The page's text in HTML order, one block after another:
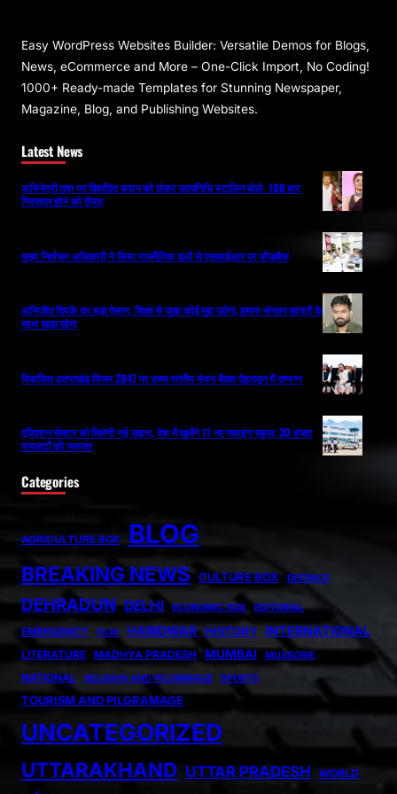
Easy WordPress Websites Builder: Versatile Demos for Blogs,
News, eCommerce and More – One-Click Import, No Coding!
1000+ Ready-made Templates for Stunning Newspaper,
Magazine, Blog, and Publishing Websites.
Latest News
अभिनेत्री तृषा पर विवादित बयान को लेकर उदयनिधि स्टालिन बोले- 100 बार
गिरफ्तार होने को तैयार
मुख्य निर्वाचन अधिकारी ने लिया राजनैतिक दलों से एसआईआर पर फीडबैक
अभिजीत दिपके का बड़ा ऐलान, शिक्षा से जुड़ा कोई मुद्दा उठेगा, हमारा संगठन छात्रों के
साथ खड़ा रहेगा
विकसित उत्तराखंड विजन 2047 पर उच्च स्तरीय मंथन बैठक देहरादून में सम्पन्न
एविएशन सेक्टर को मिलेगी नई उड़ान, देश में खुलेंगे 11 नए फ्लाइंग स्कूल; 30 हजार
पायलटों की जरूरत
Categories
AGRICULTURE BOX BLOG
BREAKING NEWS CULTURE BOX DEFENCE
DEHRADUN DELHI ECONOMIC BOX EDITORIAL
EMERGENCY FILM HARIDWAR HISTORY INTERNATIONAL
LITERATURE MADHYA PRADESH MUMBAI MUSSORIE
NATIONAL RELIGION AND PILGRIMAGE SPORTS
TOURISM AND PILGRAMAGE
UNCATEGORIZED
UTTARAKHAND UTTAR PRADESH WORLD